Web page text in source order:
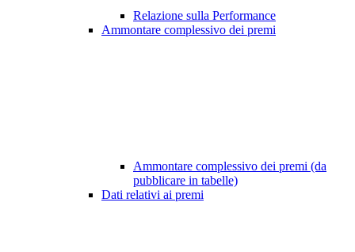
Relazione sulla Performance
Ammontare complessivo dei premi
Ammontare complessivo dei premi (da
pubblicare in tabelle)
Dati relativi ai premi